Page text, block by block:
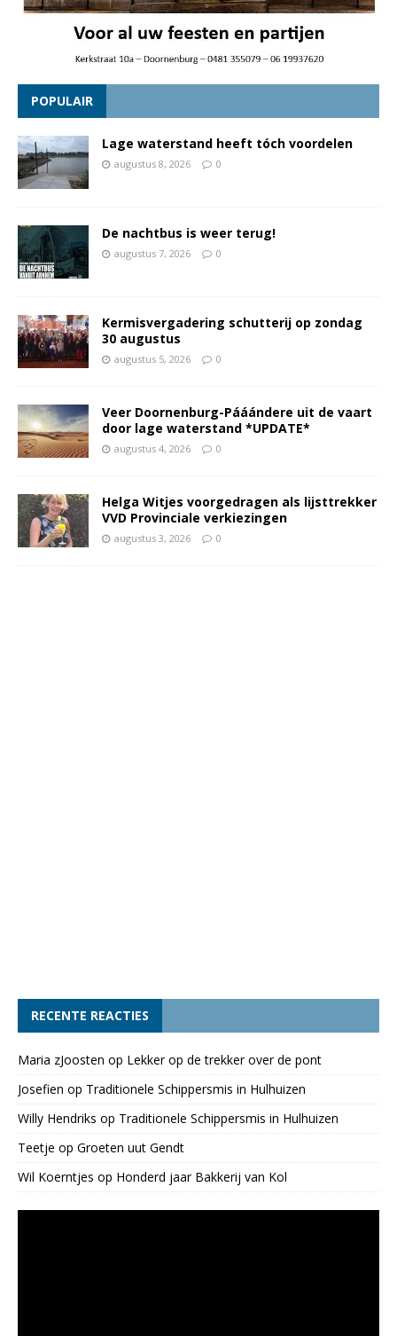
POPULAIR
Lage waterstand heeft tóch voordelen
augustus 8, 2026 0
De nachtbus is weer terug!
augustus 7, 2026 0
Kermisvergadering schutterij op zondag
30 augustus
augustus 5, 2026 0
Veer Doornenburg-Pááándere uit de vaart
door lage waterstand *UPDATE*
augustus 4, 2026 0
Helga Witjes voorgedragen als lijsttrekker
VVD Provinciale verkiezingen
augustus 3, 2026 0
RECENTE REACTIES
Maria zJoosten op Lekker op de trekker over de pont
Josefien op Traditionele Schippersmis in Hulhuizen
Willy Hendriks op Traditionele Schippersmis in Hulhuizen
Teetje op Groeten uut Gendt
Wil Koerntjes op Honderd jaar Bakkerij van Kol